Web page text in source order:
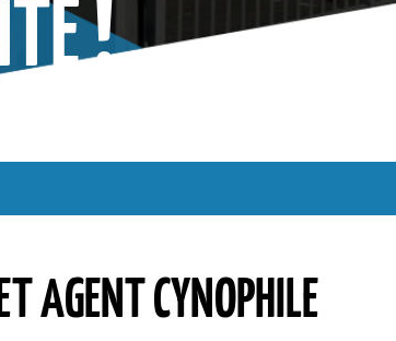
!
agent cynophile centre commercial : une véritable
AGENT CYNOPHILE